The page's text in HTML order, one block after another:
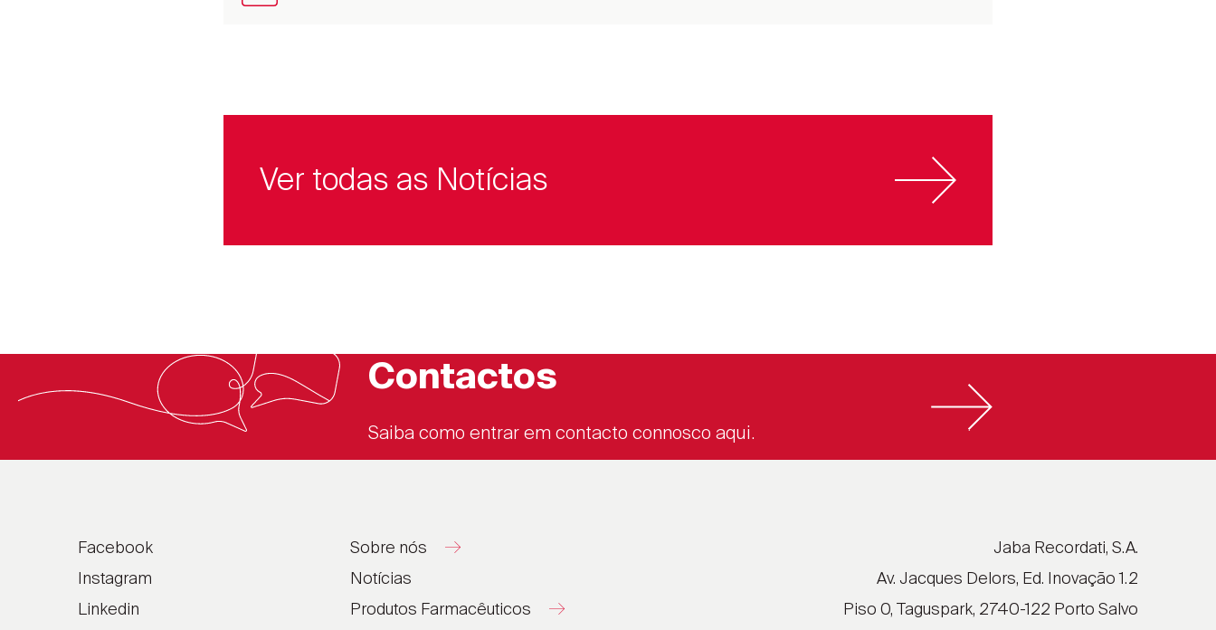
Ver todas as Notícias
Contactos
Saiba como entrar em contacto connosco aqui.
Facebook
Instagram
Linkedin
Sobre nós
Notícias
Produtos Farmacêuticos
Jaba Recordati, S.A.
Av. Jacques Delors, Ed. Inovação 1.2
Piso 0, Taguspark, 2740-122 Porto Salvo